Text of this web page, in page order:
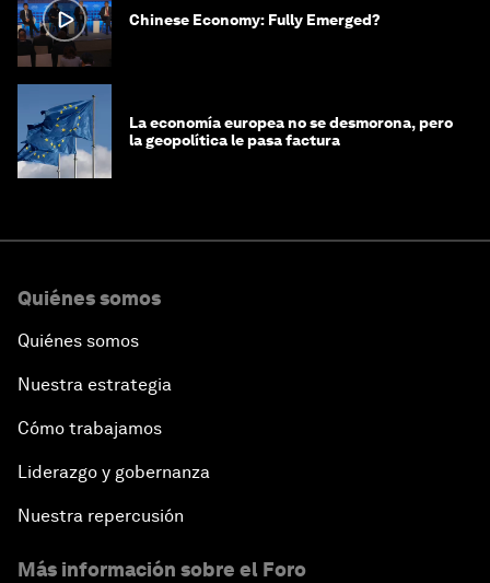
Chinese Economy: Fully Emerged?
La economía europea no se desmorona, pero
la geopolítica le pasa factura
Quiénes somos
Quiénes somos
Nuestra estrategia
Cómo trabajamos
Liderazgo y gobernanza
Nuestra repercusión
Más información sobre el Foro